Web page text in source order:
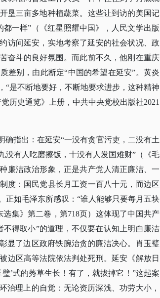
垦三亩多地种植蔬菜。这些让到访的美国记
一样”（《红星照耀中国》，人民文学出版
访问延安，实地考察了延安的社会状况、政
奋斗的良好氛围。而此前不久，他刚在重庆
差别，由此断定“中国的希望在延安”。黄炎
“是不断地要好，不断地要求进步，这种精神
历史通览》上册，中共中央党校出版社2021
确指出：在延安“一没有贪官污吏，二没有土
有人吃磨擦饭，十没有人发国难财”（《毛
廉洁政治形象，正是共产党人清正廉洁、一
度：国民党县长月工资一百八十元，而边区
正如毛泽东所感叹：“谁人能够只要每月五块
集》第二卷，第718页）这体现了中国共产
得取小”的道理，不仅要在认知上明白廉洁
显了边区政府铁腕治贪的廉洁决心。肖玉璧
边区高等法院依法判处死刑。延安《解放日
’式的莠草生长！有了，就拔掉它！”这起案
理上的自觉：无论资历深浅、功劳大小，